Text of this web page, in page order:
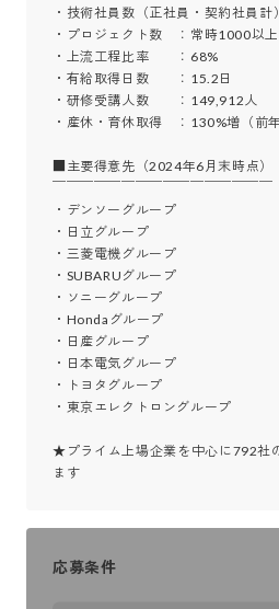
・技術社員数（正社員・契約社員
・プロジェクト数　：常時1000以上
・上流工程比率　　：68%
・有給取得日数　　：15.2日
・研修受講人数　　：149,912人
・産休・育休取得　：130%増（前
■主要得意先（2024年6月末時点）
・デンソーグループ
・日立グループ
・三菱電機グループ
・SUBARUグループ
・ソニーグループ
・Hondaグループ
・日産グループ
・日本電気グループ
・トヨタグループ
・東京エレクトロングループ
★プライム上場企業を中心に792社
ます
応募条件